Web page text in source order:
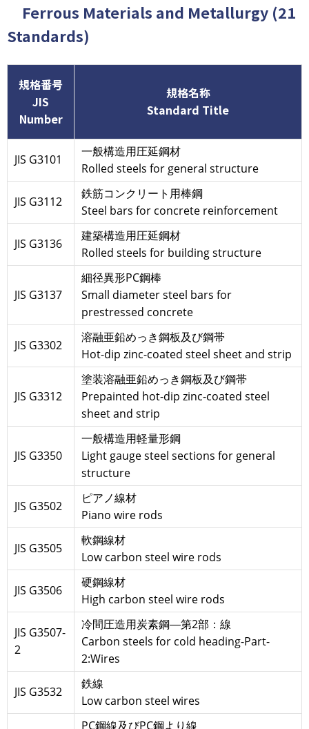
Ferrous Materials and Metallurgy (21
Standards)
規格番号
JIS
Number
規格名称
Standard Title
JIS G3101
一般構造用圧延鋼材
Rolled steels for general structure
JIS G3112
鉄筋コンクリート用棒鋼
Steel bars for concrete reinforcement
JIS G3136
建築構造用圧延鋼材
Rolled steels for building structure
JIS G3137
細径異形PC鋼棒
Small diameter steel bars for
prestressed concrete
JIS G3302
溶融亜鉛めっき鋼板及び鋼帯
Hot-dip zinc-coated steel sheet and strip
JIS G3312
塗装溶融亜鉛めっき鋼板及び鋼帯
Prepainted hot-dip zinc-coated steel
sheet and strip
JIS G3350
一般構造用軽量形鋼
Light gauge steel sections for general
structure
JIS G3502
ピアノ線材
Piano wire rods
JIS G3505
軟鋼線材
Low carbon steel wire rods
JIS G3506
硬鋼線材
High carbon steel wire rods
JIS G3507-
2
冷間圧造用炭素鋼―第2部：線
Carbon steels for cold heading-Part-
2:Wires
JIS G3532
鉄線
Low carbon steel wires
PC鋼線及びPC鋼より線